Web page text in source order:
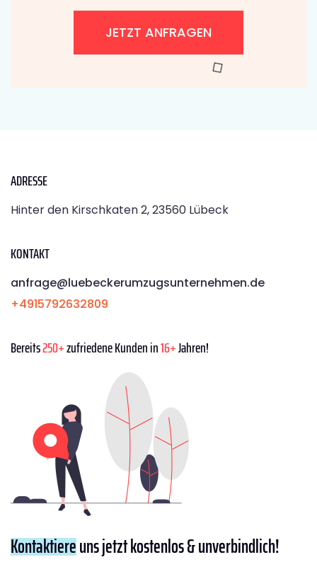
JETZT ANFRAGEN
ADRESSE
Hinter den Kirschkaten 2, 23560 Lübeck
KONTAKT
anfrage@luebeckerumzugsunternehmen.de
+4915792632809
Bereits250+zufriedene Kunden in16+Jahren!
Kontaktiereuns jetzt kostenlos & unverbindlich!